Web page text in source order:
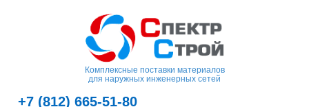
Комплексные поставки материалов
для наружных инженерных сетей
+7 (812) 665-51-80